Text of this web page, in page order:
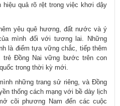
hiệu quả rõ rệt trong việc khơi dậy
yêu quê hương, đất nước và ý
mình đối với tương lai. Những
là điểm tựa vững chắc, tiếp thêm
Đồng Nai vững bước trên con
trong thời kỳ mới.
những trang sử riêng, và Đồng
thống cách mạng với bề dày lịch
cõi phương Nam đến các cuộc